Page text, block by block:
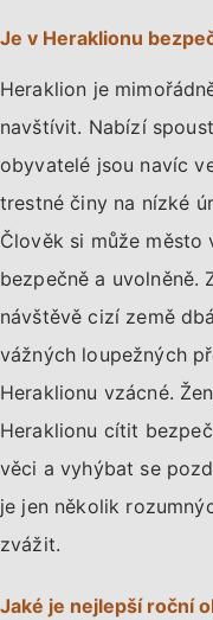
Je v Heraklionu
Heraklion je
navštívit. Nabízí
obyvatelé jsou navíc
trestné činy na nízké
Člověk si může
bezpečně a uvolněně.
návštěvě cizí země
vážných loupežných
Heraklionu vzácné.
Heraklionu cítit
věci a vyhýbat se
je jen několik
zvážit.
Jaké je nejlepší roční